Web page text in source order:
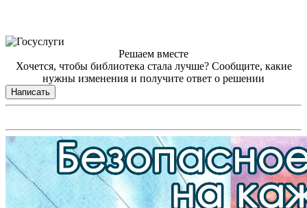
Решаем вместе
Хочется, чтобы библиотека стала лучше? Сообщите, какие
нужны изменения и получите ответ о решении
Написать